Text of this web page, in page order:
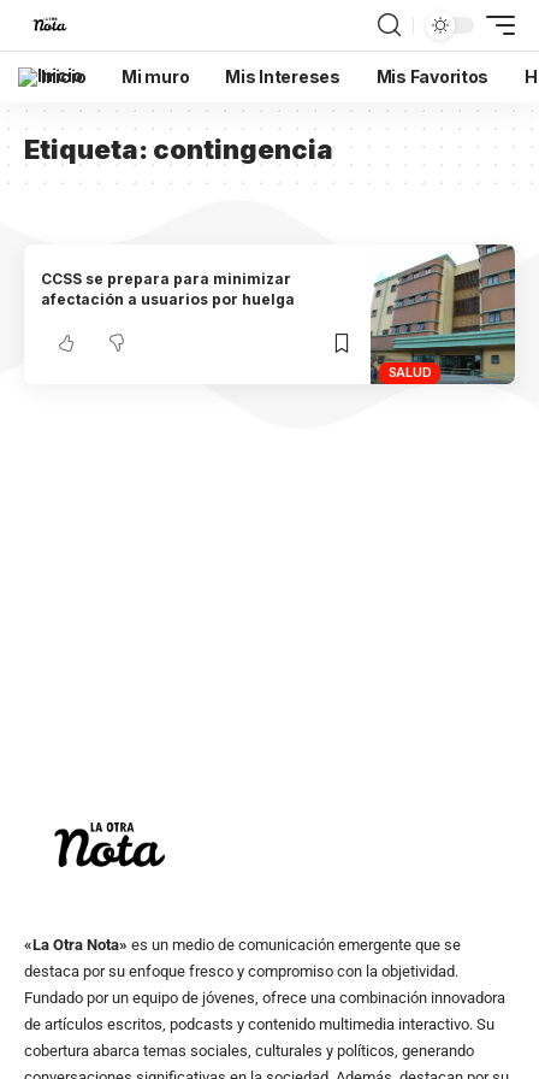
Inicio Mi muro Mis Intereses Mis Favoritos
Etiqueta:contingencia
SALUD
CCSS se prepara para minimizar
afectación a usuarios por huelga
«La Otra Nota» es un medio de comunicación emergente que se
destaca por su enfoque fresco y compromiso con la objetividad.
Fundado por un equipo de jóvenes, ofrece una combinación innovadora
de artículos escritos, podcasts y contenido multimedia interactivo. Su
cobertura abarca temas sociales, culturales y políticos, generando